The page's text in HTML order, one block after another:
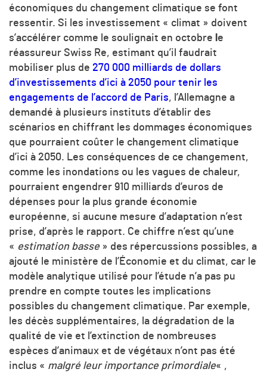
économiques du changement climatique se font
ressentir. Si les investissement « climat » doivent
s’accélérer comme le soulignait en octobre e
réassureur Swiss Re, estimant qu’il faudrait
mobiliser plus de 270 000 milliards de dollars
d’investissements d’ici à 2050 pour tenir les
engagements de l’accord de Paris, l’Allemagne a
demandé à plusieurs instituts d’établir des
scénarios en chiffrant les dommages économiques
que pourraient coûter le changement climatique
d’ici à 2050. Les conséquences de ce changement,
comme les inondations ou les vagues de chaleur,
pourraient engendrer 910 milliards d’euros de
dépenses pour la plus grande économie
européenne, si aucune mesure d’adaptation n’est
prise, d’après le rapport. Ce chiffre n’est qu’une
« estimation basse » des répercussions possibles, a
ajouté le ministère de l’Économie et du climat, car le
modèle analytique utilisé pour l’étude n’a pas pu
prendre en compte toutes les implications
possibles du changement climatique. Par exemple,
les décès supplémentaires, la dégradation de la
qualité de vie et l’extinction de nombreuses
espèces d’animaux et de végétaux n’ont pas été
inclus « malgré leur importance primordiale« ,